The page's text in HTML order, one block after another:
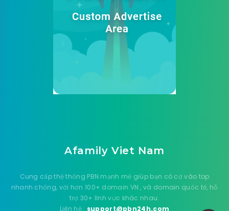
Afamily Viet Nam
Cung cấp thệ thống PBN mạnh mẽ giúp bạn có cơ vào top
nhanh chống, với hơn 100+ domain VN , và domain quốc tế, hỗ
trợ 30+ lĩnh vực khác nhau.
Liên hệ : support@pbn24h.com